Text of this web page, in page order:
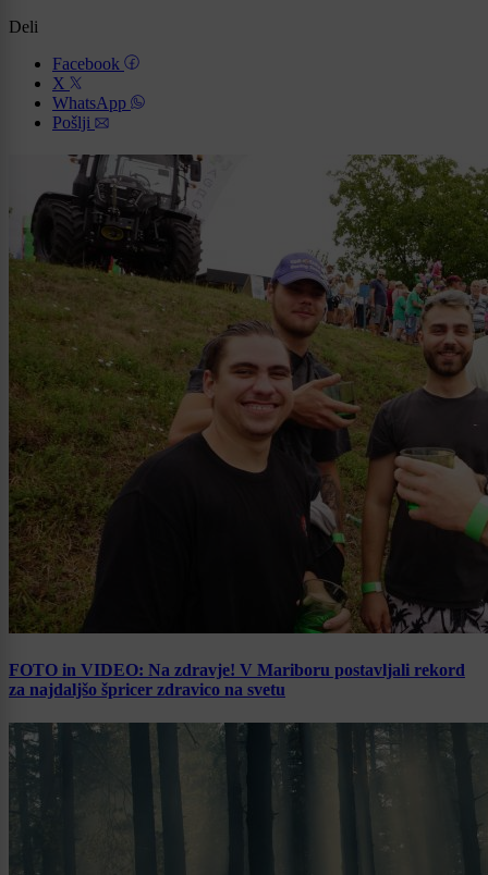
Deli
Facebook
X
WhatsApp
Pošlji
FOTO in VIDEO: Na zdravje! V Mariboru postavljali rekord
za najdaljšo špricer zdravico na svetu